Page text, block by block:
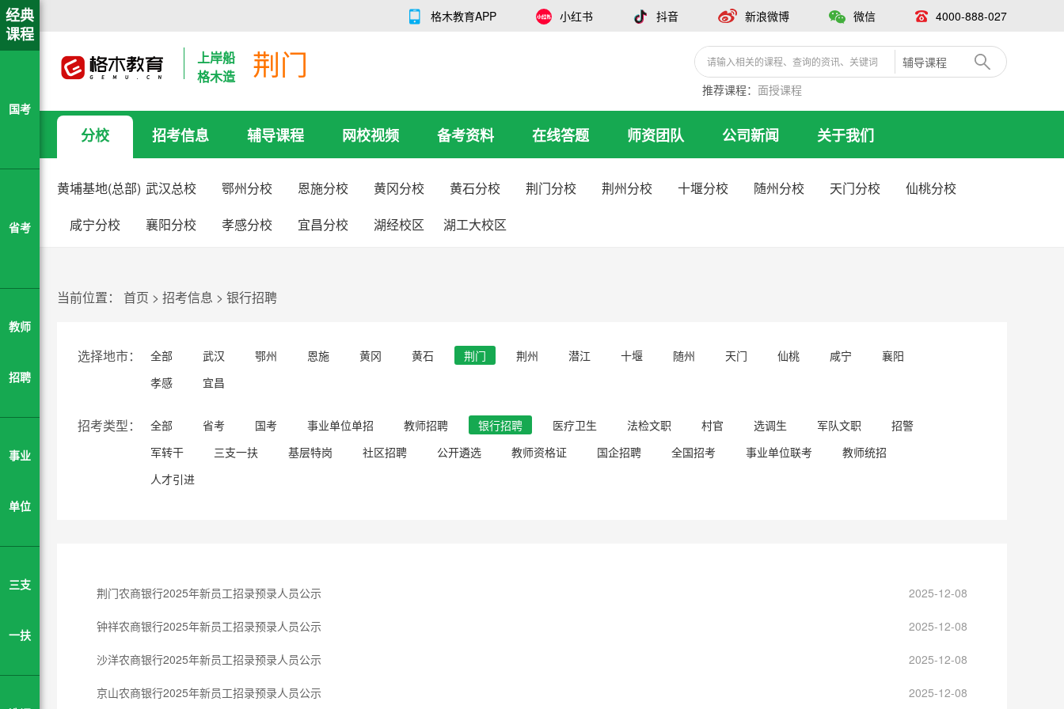
格木教育APP 小红书 抖音 新浪微博 微信 4000-888-027
上岸船
格木造
荆门
辅导课程
推荐课程： 面授课程
分校 招考信息 辅导课程 网校视频 备考资料 在线答题 师资团队 公司新闻 关于我们
黄埔基地(总部) 武汉总校 鄂州分校 恩施分校 黄冈分校 黄石分校 荆门分校 荆州分校 十堰分校 随州分校 天门分校
仙桃分校
咸宁分校
襄阳分校 孝感分校 宜昌分校 湖经校区 湖工大校区
经典
课程
国考
省考
教师
招聘
事业
单位
三支
一扶
当前位置： 首页 > 招考信息 > 银行招聘
选择地市： 全部 武汉 鄂州 恩施 黄冈 黄石 荆门 荆州 潜江 十堰 随州 天门 仙桃 咸宁
襄阳
孝感
宜昌
招考类型： 全部 省考 国考 事业单位单招 教师招聘 银行招聘 医疗卫生 法检文职 村官 选调生 军队文职
招警
军转干
三支一扶 基层特岗 社区招聘 公开遴选 教师资格证 国企招聘 全国招考 事业单位联考
教师统招
人才引进
荆门农商银行2025年新员工招录预录人员公示 2025-12-08
钟祥农商银行2025年新员工招录预录人员公示 2025-12-08
沙洋农商银行2025年新员工招录预录人员公示 2025-12-08
京山农商银行2025年新员工招录预录人员公示 2025-12-08